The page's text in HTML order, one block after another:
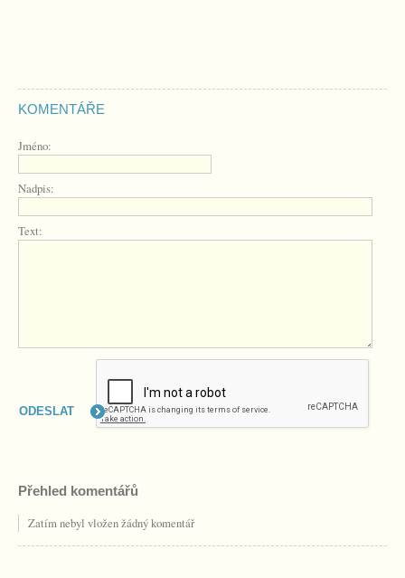
KOMENTÁŘE
Jméno:
Nadpis:
Text:
Přehled komentářů
Zatím nebyl vložen žádný komentář